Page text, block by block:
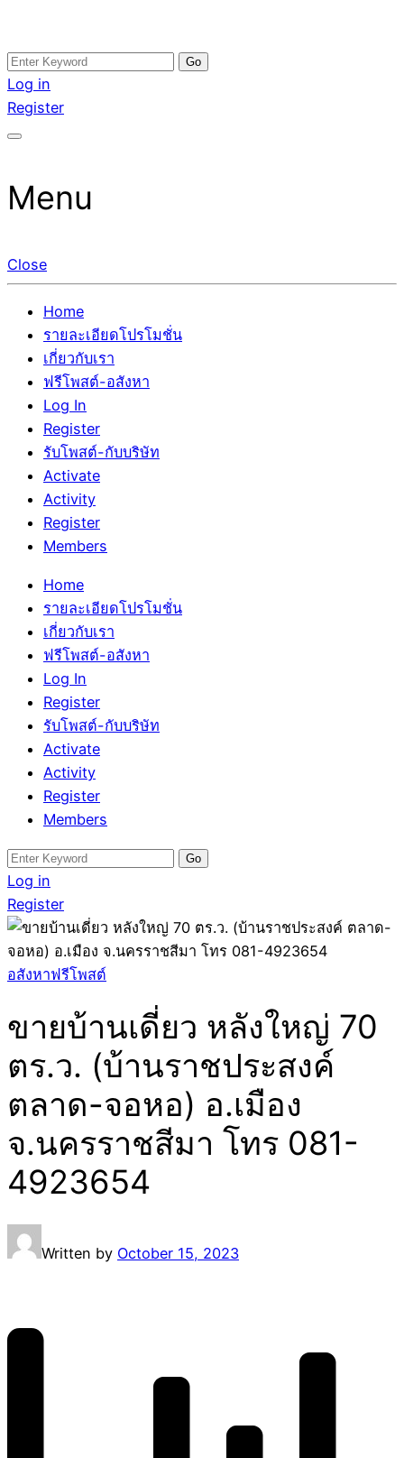
Skip
to
content
อสังหาโพสต์ รีวิวเยอะ รับจ้างโพสต์ขายบ้าน รับจ้างโพสต์อสัง
หา แตกต่างอย่างตั้งใจ รับรองผล อันดับ1 การโพสต์ขายอสังหา
กับทีมงานบริษัท บ้าน ที่ดิน คอนโด ติดGoogleหน้าแรกได้จริงๆ
รับจ้างโพสอสังหา ขายบ้าน อสังหาโพสต์ เชื่อถือได้จริง รับ
โพสต์ ที่ดิน กับทีมงานบริษัท ถูกและดีที่สุด ไม่มีค่านายหน้า
ขายได้จริงๆ ช่วยสร้างโอกาสในการขายได้มากกว่า ที่เดียว ที่
Search
for:
Log in
Register
Menu
Close
Home
รายละเอียดโปรโมชั่น
เกี่ยวกับเรา
ฟรีโพสต์-อสังหา
Log In
Register
รับโพสต์-กับบริษัท
Activate
Activity
Register
Members
Home
รายละเอียดโปรโมชั่น
เกี่ยวกับเรา
ฟรีโพสต์-อสังหา
Log In
Register
รับโพสต์-กับบริษัท
Activate
Activity
Register
Members
Search
for:
Log in
Register
อสังหาฟรีโพสต์
ขายบ้านเดี่ยว หลังใหญ่ 70
ตร.ว. (บ้านราชประสงค์
ตลาด-จอหอ) อ.เมือง
จ.นครราชสีมา โทร 081-
4923654
Written by October 15, 2023